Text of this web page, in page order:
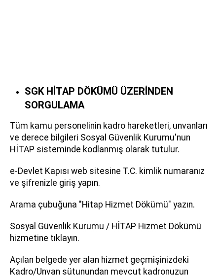
SGK HİTAP DÖKÜMÜ ÜZERİNDEN
SORGULAMA
Tüm kamu personelinin kadro hareketleri, unvanları
ve derece bilgileri Sosyal Güvenlik Kurumu'nun
HİTAP sisteminde kodlanmış olarak tutulur.
e-Devlet Kapısı web sitesine T.C. kimlik numaranız
ve şifrenizle giriş yapın.
Arama çubuğuna "Hitap Hizmet Dökümü" yazın.
Sosyal Güvenlik Kurumu / HİTAP Hizmet Dökümü
hizmetine tıklayın.
Açılan belgede yer alan hizmet geçmişinizdeki
Kadro/Unvan sütunundan mevcut kadronuzun